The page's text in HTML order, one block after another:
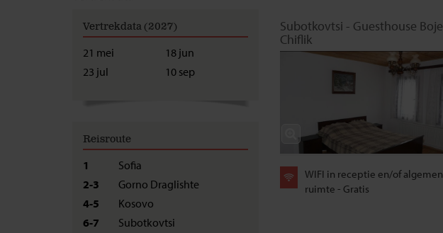
Vertrekdata (2027)
21 mei
18 jun
23 jul
10 sep
Reisroute
1
Sofia
2-3
Gorno Draglishte
4-5
Kosovo
6-7
Subotkovtsi
Subotkovtsi - Guesthouse
Chiflik
WIFI in receptie en/of
ruimte - Gratis